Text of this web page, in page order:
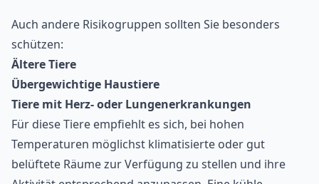
Auch andere Risikogruppen sollten Sie besonders
schützen:
Ältere Tiere
Übergewichtige Haustiere
Tiere mit Herz- oder Lungenerkrankungen
Für diese Tiere empfiehlt es sich, bei hohen
Temperaturen möglichst klimatisierte oder gut
belüftete Räume zur Verfügung zu stellen und ihre